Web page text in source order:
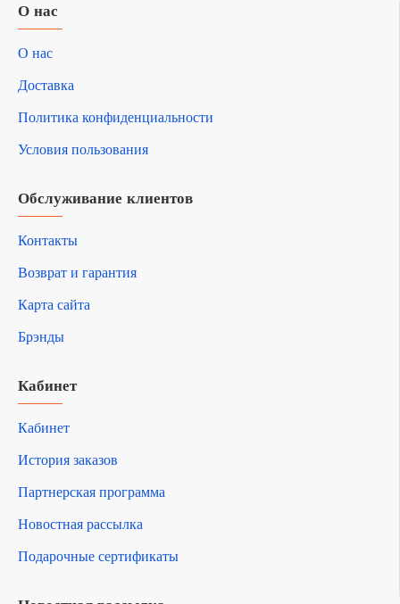
О нас
О нас
Доставка
Политика конфиденциальности
Условия пользования
Обслуживание клиентов
Контакты
Возврат и гарантия
Карта сайта
Брэнды
Кабинет
Кабинет
История заказов
Партнерская программа
Новостная рассылка
Подарочные сертификаты